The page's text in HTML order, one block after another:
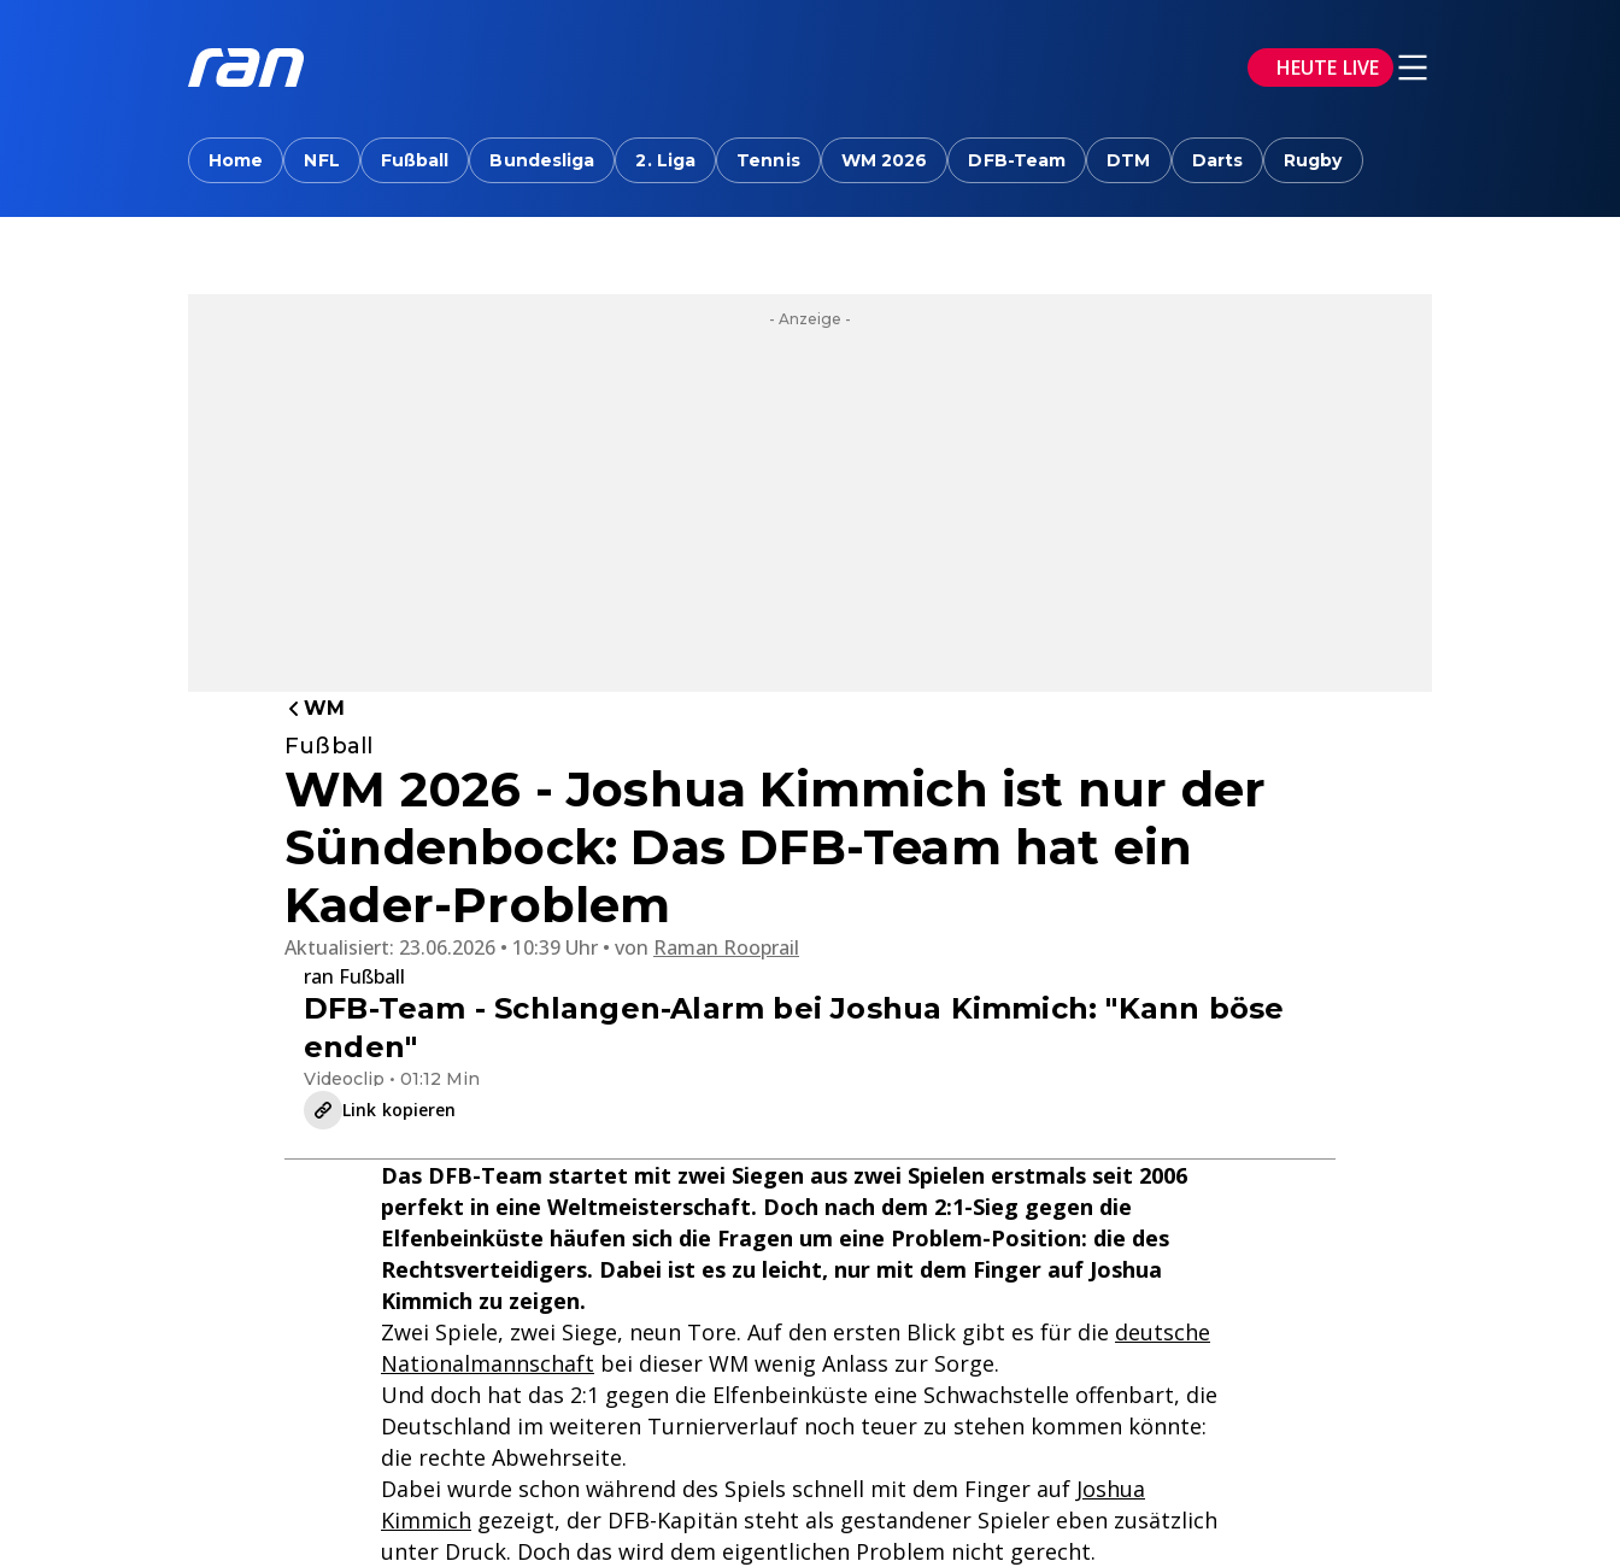
HEUTE LIVE
Home NFL Fußball Bundesliga 2. Liga Tennis WM 2026 DFB-Team DTM Darts Rugby
- Anzeige -
WM
Fußball
WM 2026 - Joshua Kimmich ist nur der
Sündenbock: Das DFB-Team hat ein
Kader-Problem
Aktualisiert: 23.06.2026 • 10:39 Uhr von Raman Rooprail
ran Fußball
DFB-Team - Schlangen-Alarm bei Joshua Kimmich: "Kann böse
enden"
Videoclip • 01:12 Min
Link kopieren
Das DFB-Team startet mit zwei Siegen aus zwei Spielen erstmals seit 2006
perfekt in eine Weltmeisterschaft. Doch nach dem 2:1-Sieg gegen die
Elfenbeinküste häufen sich die Fragen um eine Problem-Position: die des
Rechtsverteidigers. Dabei ist es zu leicht, nur mit dem Finger auf Joshua
Kimmich zu zeigen.
Zwei Spiele, zwei Siege, neun Tore. Auf den ersten Blick gibt es für die deutsche
Nationalmannschaft bei dieser WM wenig Anlass zur Sorge.
Und doch hat das 2:1 gegen die Elfenbeinküste eine Schwachstelle offenbart, die
Deutschland im weiteren Turnierverlauf noch teuer zu stehen kommen könnte:
die rechte Abwehrseite.
Dabei wurde schon während des Spiels schnell mit dem Finger auf Joshua
Kimmich gezeigt, der DFB-Kapitän steht als gestandener Spieler eben zusätzlich
unter Druck. Doch das wird dem eigentlichen Problem nicht gerecht.